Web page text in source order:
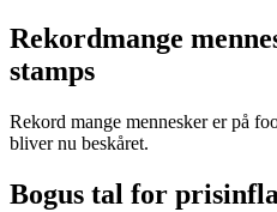
Rekordmange
stamps
Rekord mange mennesker er på
bliver nu beskåret.
Bogus tal for